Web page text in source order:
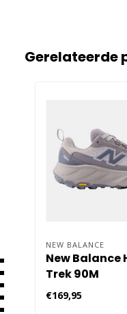
Gerelateerde
NEW BALANCE
New Balance
Trek 90M
Dames - Grijs
€169,95